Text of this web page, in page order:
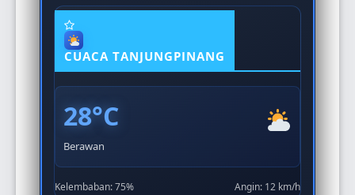
CUACA TANJUNGPINANG
28°C
Berawan
Kelembaban: 75% Angin: 12 km/h